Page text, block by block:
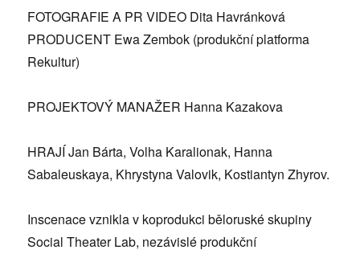
FOTOGRAFIE A PR VIDEO Dita Havránková
PRODUCENT Ewa Zembok (produkční platforma
Rekultur)
PROJEKTOVÝ MANAŽER Hanna Kazakova
HRAJÍ Jan Bárta, Volha Karalionak, Hanna
Sabaleuskaya, Khrystyna Valovik, Kostiantyn Zhyrov.
Inscenace vznikla v koprodukci běloruské skupiny
Social Theater Lab, nezávislé produkční